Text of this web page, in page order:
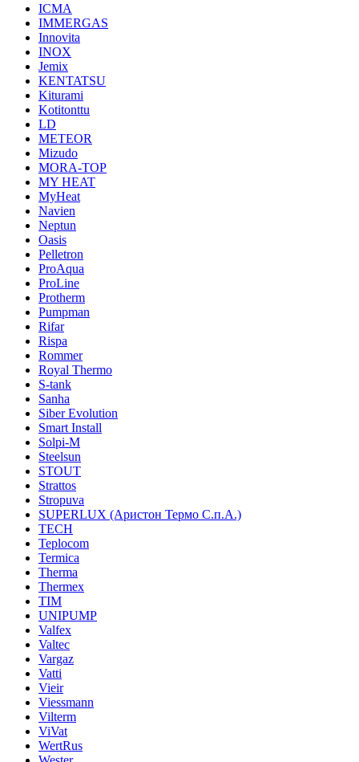
ICMA
IMMERGAS
Innovita
INOX
Jemix
KENTATSU
Kiturami
Kotitonttu
LD
METEOR
Mizudo
MORA-TOP
MY HEAT
MyHeat
Navien
Neptun
Oasis
Pelletron
ProAqua
ProLine
Protherm
Pumpman
Rifar
Rispa
Rommer
Royal Thermo
S-tank
Sanha
Siber Evolution
Smart Install
Solpi-M
Steelsun
STOUT
Strattos
Stropuva
SUPERLUX (Аристон Термо С.п.А.)
TECH
Teplocom
Termica
Therma
Thermex
TIM
UNIPUMP
Valfex
Valtec
Vargaz
Vatti
Vieir
Viessmann
Vilterm
ViVat
WertRus